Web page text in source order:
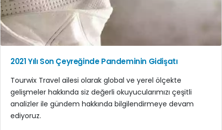
2021 Yılı Son Çeyreğinde Pandeminin Gidişatı
Tourwix Travel ailesi olarak global ve yerel ölçekte
gelişmeler hakkında siz değerli okuyucularımızı çeşitli
analizler ile gündem hakkında bilgilendirmeye devam
ediyoruz.